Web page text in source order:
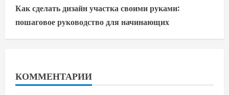
Как сделать дизайн участка своими руками:
пошаговое руководство для начинающих
КОММЕНТАРИИ